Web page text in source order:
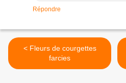
Répondre
< Fleurs de courgettes
farcies